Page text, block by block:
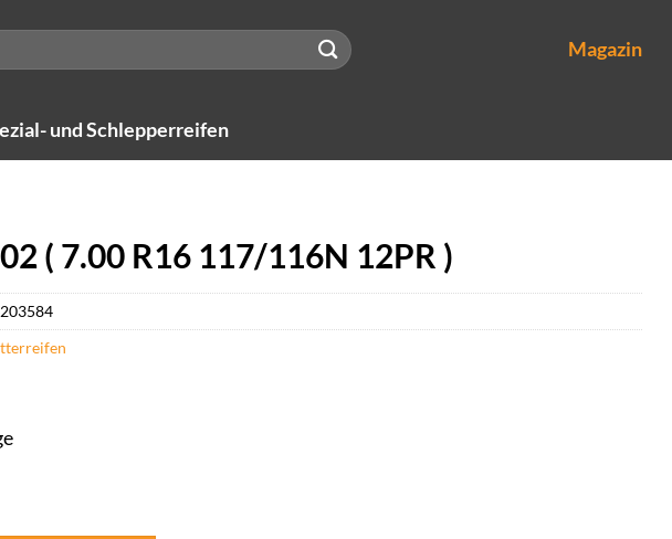
Magazin
und Schlepperreifen
( 7.00 R16 117/116N 12PR )